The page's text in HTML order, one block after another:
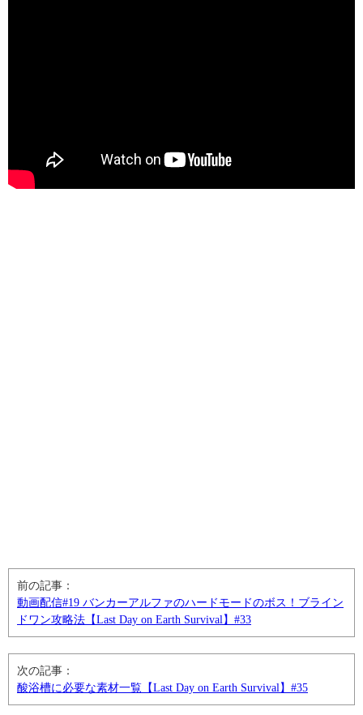
前の記事：
動画配信#19 バンカーアルファのハードモードのボス！ブライン
ドワン攻略法【Last Day on Earth Survival】#33
次の記事：
酸浴槽に必要な素材一覧【Last Day on Earth Survival】#35